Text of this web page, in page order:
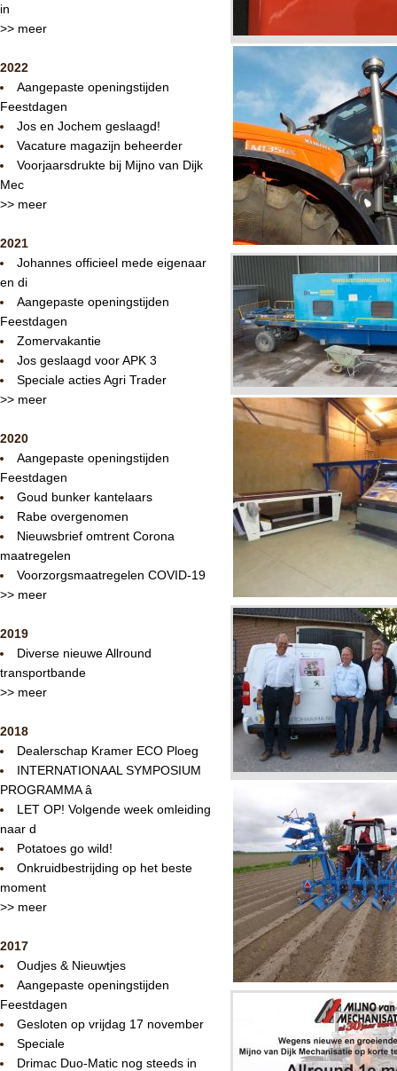
in
>> meer
2022
Aangepaste openingstijden
Feestdagen
Jos en Jochem geslaagd!
Vacature magazijn beheerder
Voorjaarsdrukte bij Mijno van Dijk
Mec
>> meer
2021
Johannes officieel mede eigenaar
en di
Aangepaste openingstijden
Feestdagen
Zomervakantie
Jos geslaagd voor APK 3
Speciale acties Agri Trader
>> meer
2020
Aangepaste openingstijden
Feestdagen
Goud bunker kantelaars
Rabe overgenomen
Nieuwsbrief omtrent Corona
maatregelen
Voorzorgsmaatregelen COVID-19
>> meer
2019
Diverse nieuwe Allround
transportbande
>> meer
2018
Dealerschap Kramer ECO Ploeg
INTERNATIONAAL SYMPOSIUM
PROGRAMMA â
LET OP! Volgende week omleiding
naar d
Potatoes go wild!
Onkruidbestrijding op het beste
moment
>> meer
2017
Oudjes & Nieuwtjes
Aangepaste openingstijden
Feestdagen
Gesloten op vrijdag 17 november
Speciale
Drimac Duo-Matic nog steeds in